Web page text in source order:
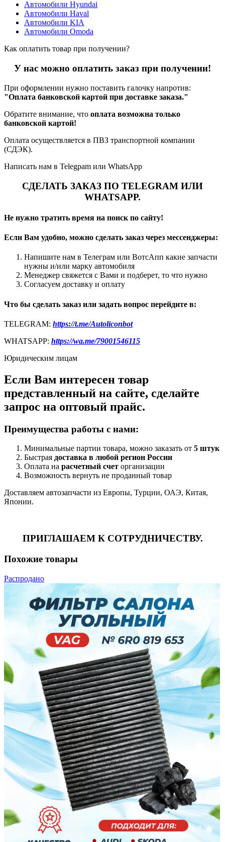
Автомобили Hyundai
Автомобили Haval
Автомобили KIA
Автомобили Omoda
Как оплатить товар при получении?
У нас можно оплатить заказ при получении!
При оформлении нужно поставить галочку напротив:
"Оплата банковской картой при доставке заказа."
Обратите внимание, что оплата возможна только
банковской картой!
Оплата осуществляется в ПВЗ транспортной компании
(СДЭК).
Написать нам в Telegpam или WhatsApp
СДЕЛАТЬ ЗАКАЗ ПО TELEGRAM ИЛИ
WHATSAPP.
Не нужно тратить время на поиск по сайту!
Если Вам удобно, можно сделать заказ через мессенджеры:
Напишите нам в Телеграм или ВотсАпп какие запчасти
нужны и/или марку автомобиля
Менеджер свяжется с Вами и подберет, то что нужно
Согласуем доставку и оплату
Что бы сделать заказ или задать вопрос перейдите в:
TELEGRAM: https://t.me/Autoliconbot
WHATSAPP: https://wa.me/79001546115
Юридическим лицам
Если Вам интересен товар
представленный на сайте, сделайте
запрос на оптовый прайс.
Преимущества работы с нами:
Минимальные партии товара, можно заказать от 5 штук
Быстрая доставка в любой регион России
Оплата на расчетный счет организации
Возможность вернуть не проданный товар
Доставляем автозапчасти из Европы, Турции, ОАЭ, Китая,
Японии.
ПРИГЛАШАЕМ К СОТРУДНИЧЕСТВУ.
Похожие товары
Распродано